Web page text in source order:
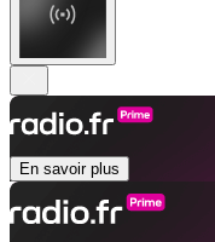
En savoir plus